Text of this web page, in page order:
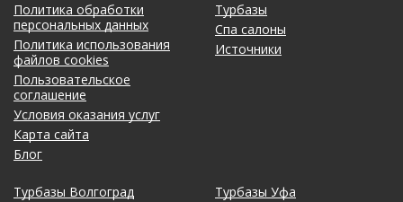
Политика обработки
персональных данных
Политика использования
файлов cookies
Пользовательское
соглашение
Условия оказания услуг
Карта сайта
Блог
Турбазы
Спа салоны
Источники
Турбазы Волгоград
Турбазы Уфа